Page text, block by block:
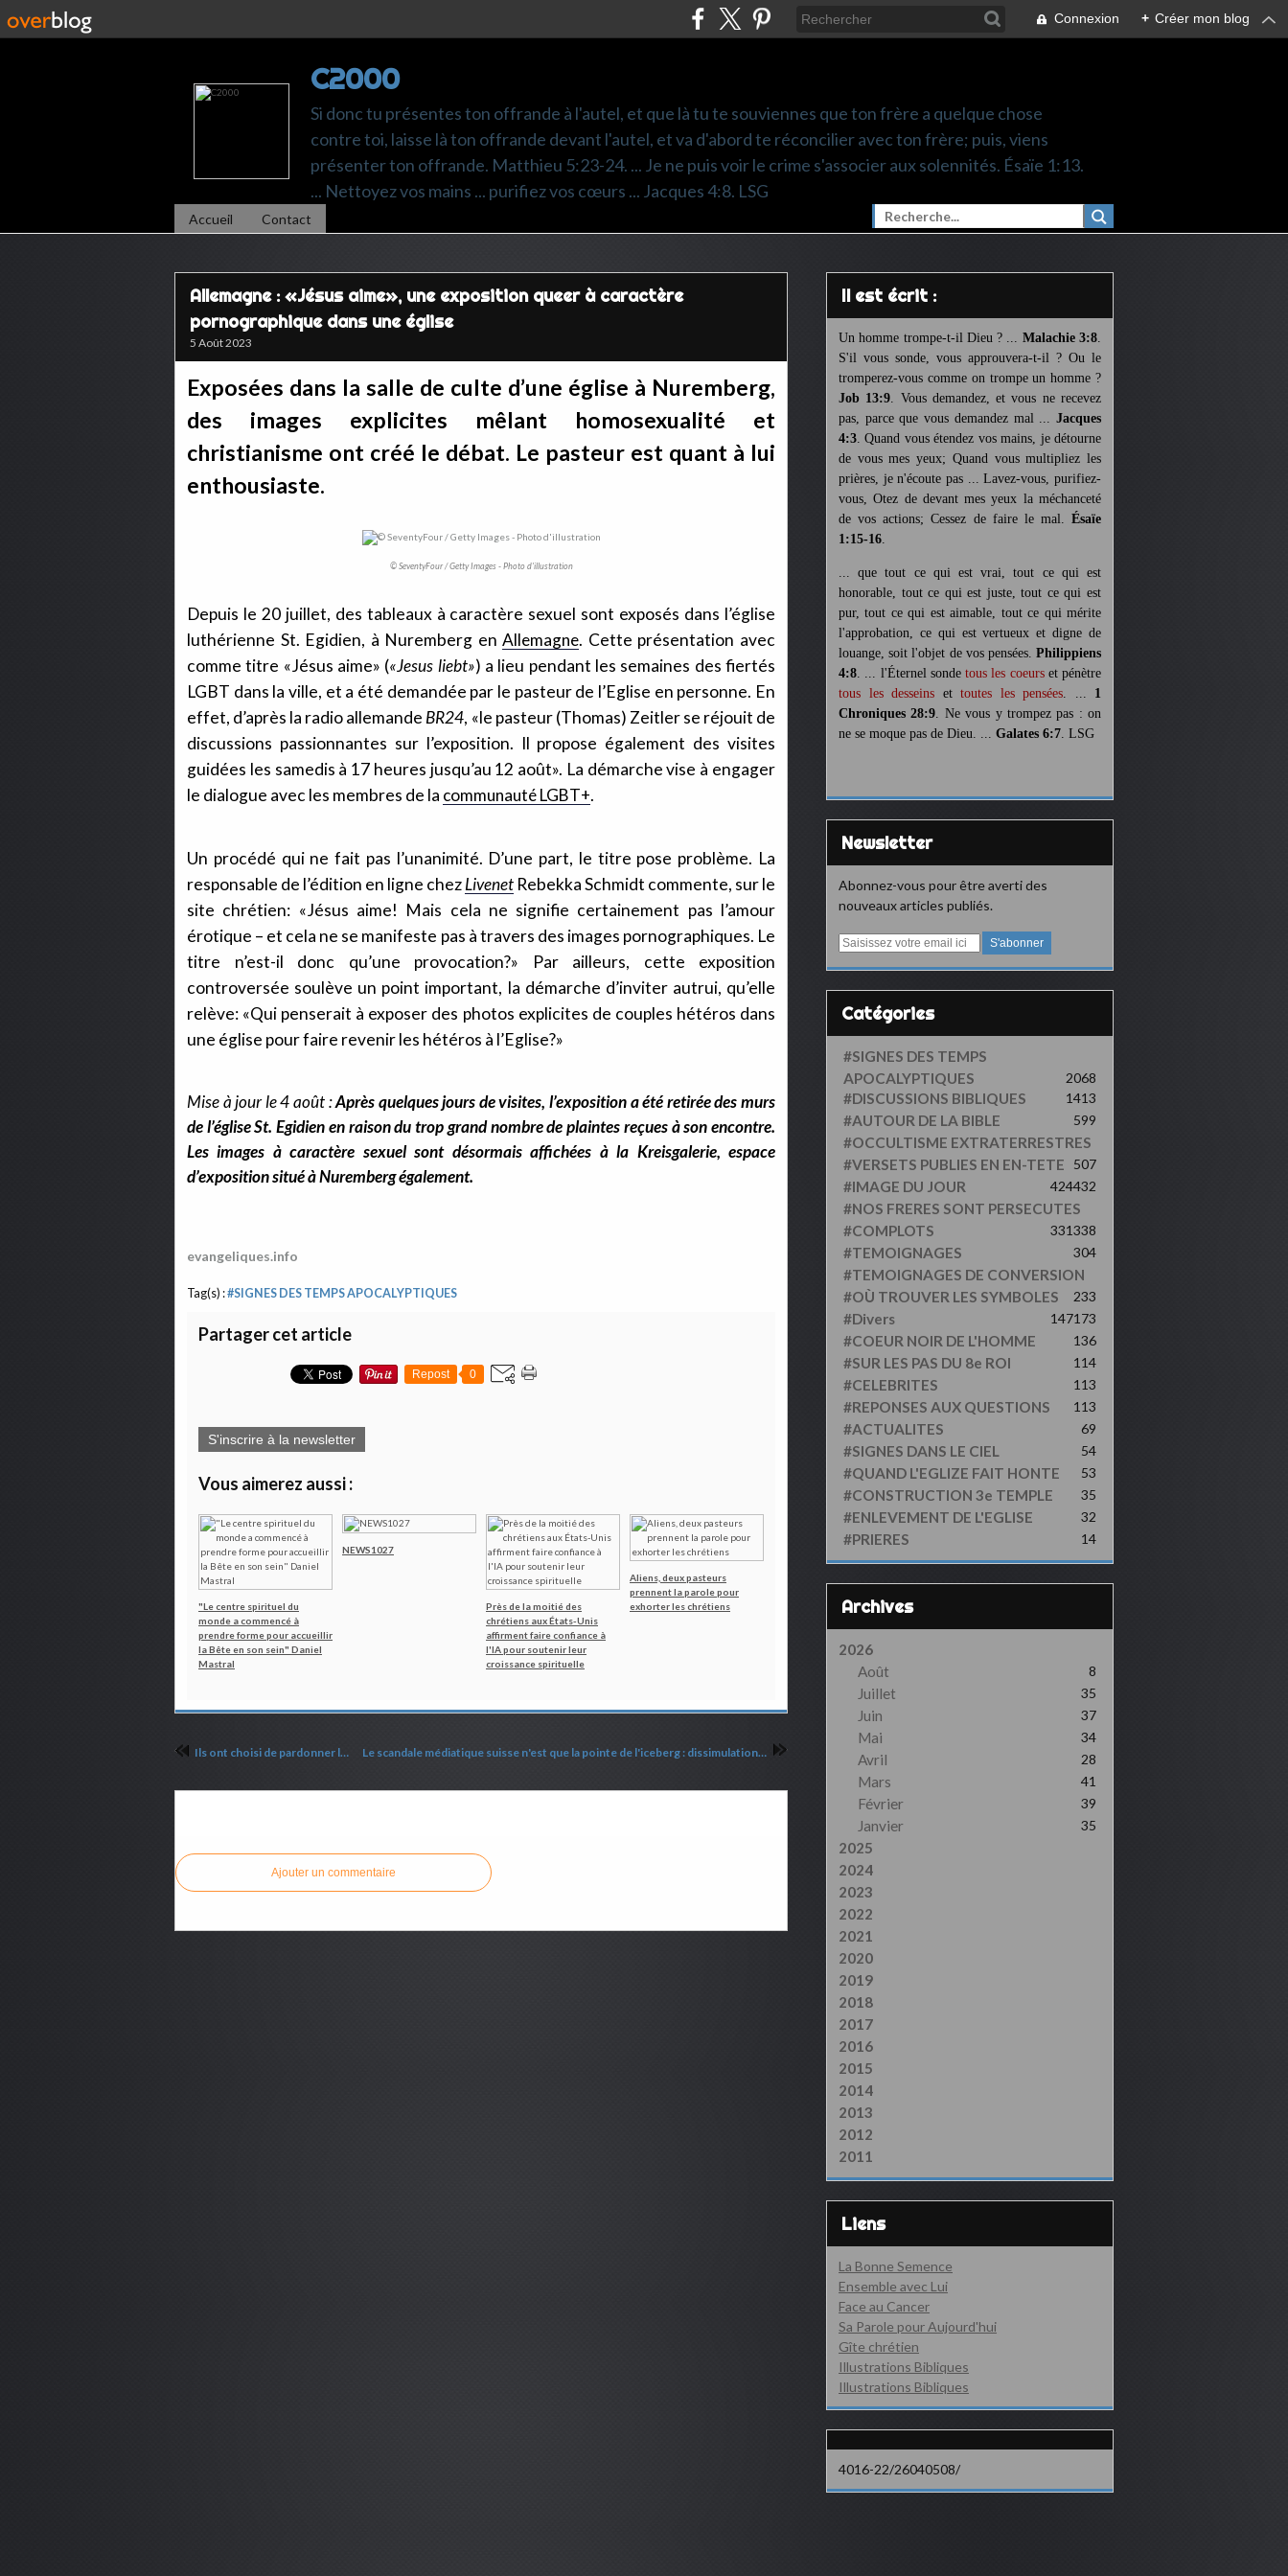
Connexion + Créer mon blog
C2000
Si donc tu présentes ton offrande à l'autel, et que là tu te souviennes que ton frère a quelque chose
contre toi, laisse là ton offrande devant l'autel, et va d'abord te réconcilier avec ton frère; puis, viens
présenter ton offrande. Matthieu 5:23-24. ... Je ne puis voir le crime s'associer aux solennités. Ésaïe 1:13.
... Nettoyez vos mains ... purifiez vos cœurs ... Jacques 4:8. LSG
Accueil Contact
Allemagne : «Jésus aime», une exposition queer à caractère
pornographique dans une église
5 Août 2023
Exposées dans la salle de culte d’une église à Nuremberg,
des images explicites mêlant homosexualité et
christianisme ont créé le débat. Le pasteur est quant à lui
enthousiaste.
© SeventyFour / Getty Images - Photo d'illustration
Depuis le 20 juillet, des tableaux à caractère sexuel sont exposés dans l’église
luthérienne St. Egidien, à Nuremberg en Allemagne. Cette présentation avec
comme titre «Jésus aime» («Jesus liebt») a lieu pendant les semaines des fiertés
LGBT dans la ville, et a été demandée par le pasteur de l’Eglise en personne. En
effet, d’après la radio allemande BR24, «le pasteur (Thomas) Zeitler se réjouit de
discussions passionnantes sur l’exposition. Il propose également des visites
guidées les samedis à 17 heures jusqu’au 12 août». La démarche vise à engager
le dialogue avec les membres de la communauté LGBT+.
Un procédé qui ne fait pas l’unanimité. D’une part, le titre pose problème. La
responsable de l’édition en ligne chezLivenet Rebekka Schmidt commente, sur le
site chrétien: «Jésus aime! Mais cela ne signifie certainement pas l’amour
érotique – et cela ne se manifeste pas à travers des images pornographiques. Le
titre n’est-il donc qu’une provocation?» Par ailleurs, cette exposition
controversée soulève un point important, la démarche d’inviter autrui, qu’elle
relève: «Qui penserait à exposer des photos explicites de couples hétéros dans
une église pour faire revenir les hétéros à l’Eglise?»
Mise à jour le 4 août :Après quelques jours de visites, l’exposition a été retirée des murs
de l’église St. Egidien en raison du trop grand nombre de plaintes reçues à son encontre.
Les images à caractère sexuel sont désormais affichées à la Kreisgalerie, espace
d’exposition situé à Nuremberg également.
evangeliques.info
Tag(s) :#SIGNES DES TEMPS APOCALYPTIQUES
Partager cet article
Repost 0
S'inscrire à la newsletter
Vous aimerez aussi :
"Le centre spirituel du
monde a commencé à
prendre forme pour accueillir
la Bête en son sein" Daniel
Mastral
NEWS1027
Près de la moitié des
chrétiens aux États-Unis
affirment faire confiance à
l'IA pour soutenir leur
croissance spirituelle
Aliens, deux pasteurs
prennent la parole pour
exhorter les chrétiens
Ils ont choisi de pardonner l’impardonnable : Robin Doan Le scandale médiatique suisse n'est que la pointe de l'iceberg : dissimulation mondiale d'abus rituels sataniques (vidéo 24min + retranscription)
Ajouter un commentaire
Il est écrit :
Un homme trompe-t-il Dieu ? ... Malachie 3:8.
S'il vous sonde, vous approuvera-t-il ? Ou le
tromperez-vous comme on trompe un homme ?
Job 13:9. Vous demandez, et vous ne recevez
pas, parce que vous demandez mal ... Jacques
4:3. Quand vous étendez vos mains, je détourne
de vous mes yeux; Quand vous multipliez les
prières, je n'écoute pas ... Lavez-vous, purifiez-
vous, Otez de devant mes yeux la méchanceté
de vos actions; Cessez de faire le mal. Ésaïe
1:15-16.
... que tout ce qui est vrai, tout ce qui est
honorable, tout ce qui est juste, tout ce qui est
pur, tout ce qui est aimable, tout ce qui mérite
l'approbation, ce qui est vertueux et digne de
louange, soit l'objet de vos pensées. Philippiens
4:8. ... l'Éternel sonde tous les coeurset pénètre
tous les desseins et toutes les pensées. ... 1
Chroniques 28:9. Ne vous y trompez pas : on
ne se moque pas de Dieu. ... Galates 6:7. LSG
Newsletter
Abonnez-vous pour être averti des
nouveaux articles publiés.
E
a
i
Catégories
#SIGNES DES TEMPS
APOCALYPTIQUES 2068
#DISCUSSIONS BIBLIQUES 1413
#AUTOUR DE LA BIBLE 599
#OCCULTISME EXTRATERRESTRES
507
#VERSETS PUBLIES EN EN-TETE
432
#IMAGE DU JOUR 424
#NOS FRERES SONT PERSECUTES
338
#COMPLOTS 331
#TEMOIGNAGES 304
#TEMOIGNAGES DE CONVERSION
233
#OÙ TROUVER LES SYMBOLES
173
#Divers 147
#COEUR NOIR DE L'HOMME 136
#SUR LES PAS DU 8e ROI 114
#CELEBRITES 113
#REPONSES AUX QUESTIONS 113
#ACTUALITES 69
#SIGNES DANS LE CIEL 54
#QUAND L'EGLIZE FAIT HONTE 53
#CONSTRUCTION 3e TEMPLE 35
#ENLEVEMENT DE L'EGLISE 32
#PRIERES 14
Archives
2026
Août
8
Juillet 35
Juin 37
Mai 34
Avril 28
Mars 41
Février 39
Janvier 35
2025
2024
2023
2022
2021
2020
2019
2018
2017
2016
2015
2014
2013
2012
2011
Liens
La Bonne Semence
Ensemble avec Lui
Face au Cancer
Sa Parole pour Aujourd'hui
Gîte chrétien
Illustrations Bibliques
Illustrations Bibliques
4016-22/26040508/